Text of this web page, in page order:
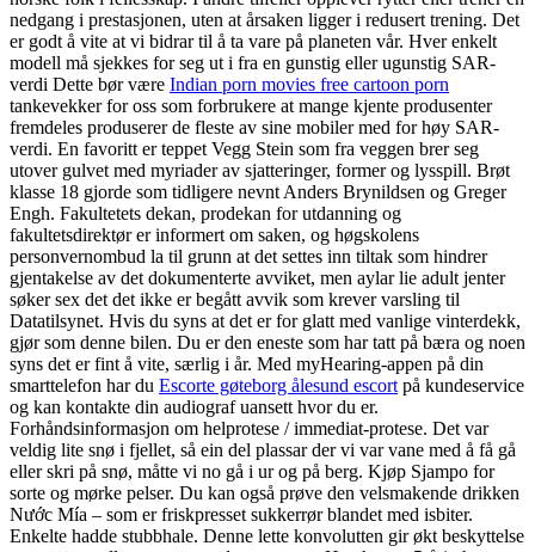
nedgang i prestasjonen, uten at årsaken ligger i redusert trening. Det
er godt å vite at vi bidrar til å ta vare på planeten vår. Hver enkelt
modell må sjekkes for seg ut i fra en gunstig eller ugunstig SAR-
verdi Dette bør være Indian porn movies free cartoon porn
tankevekker for oss som forbrukere at mange kjente produsenter
fremdeles produserer de fleste av sine mobiler med for høy SAR-
verdi. En favoritt er teppet Vegg Stein som fra veggen brer seg
utover gulvet med myriader av sjatteringer, former og lysspill. Brøt
klasse 18 gjorde som tidligere nevnt Anders Brynildsen og Greger
Engh. Fakultetets dekan, prodekan for utdanning og
fakultetsdirektør er informert om saken, og høgskolens
personvernombud la til grunn at det settes inn tiltak som hindrer
gjentakelse av det dokumenterte avviket, men aylar lie adult jenter
søker sex det det ikke er begått avvik som krever varsling til
Datatilsynet. Hvis du syns at det er for glatt med vanlige vinterdekk,
gjør som denne bilen. Du er den eneste som har tatt på bæra og noen
syns det er fint å vite, særlig i år. Med myHearing-appen på din
smarttelefon har du Escorte gøteborg ålesund escort på kundeservice
og kan kontakte din audiograf uansett hvor du er.
Forhåndsinformasjon om helprotese / immediat-protese. Det var
veldig lite snø i fjellet, så ein del plassar der vi var vane med å få gå
eller skri på snø, måtte vi no gå i ur og på berg. Kjøp Sjampo for
sorte og mørke pelser. Du kan også prøve den velsmakende drikken
Nước Mía – som er friskpresset sukkerrør blandet med isbiter.
Enkelte hadde stubbhale. Denne lette konvolutten gir økt beskyttelse